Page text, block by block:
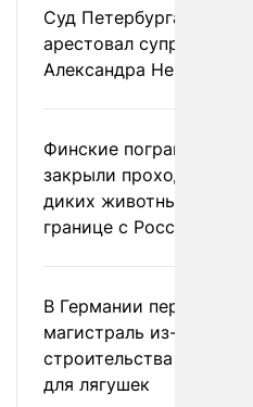
Суд Петербурга заочно
арестовал супругу
Александра Невзорова
Финские пограничники
закрыли проходы для
диких животных на
границе с Россией
В Германии перекрыли
магистраль из-за
строительства
для лягушек